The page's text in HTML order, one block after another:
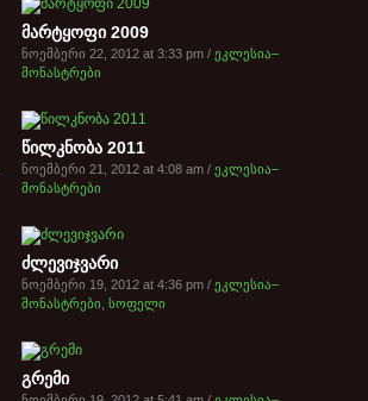
მარტყოფი 2009
ნოემბერი 22, 2012 at 3:33 pm / ეკლესია–
მონასტრები
წილკნობა 2011
ნოემბერი 21, 2012 at 4:08 am / ეკლესია–
მონასტრები
ძლევიჯვარი
ნოემბერი 19, 2012 at 4:36 pm / ეკლესია–
მონასტრები სოფელი
გრემი